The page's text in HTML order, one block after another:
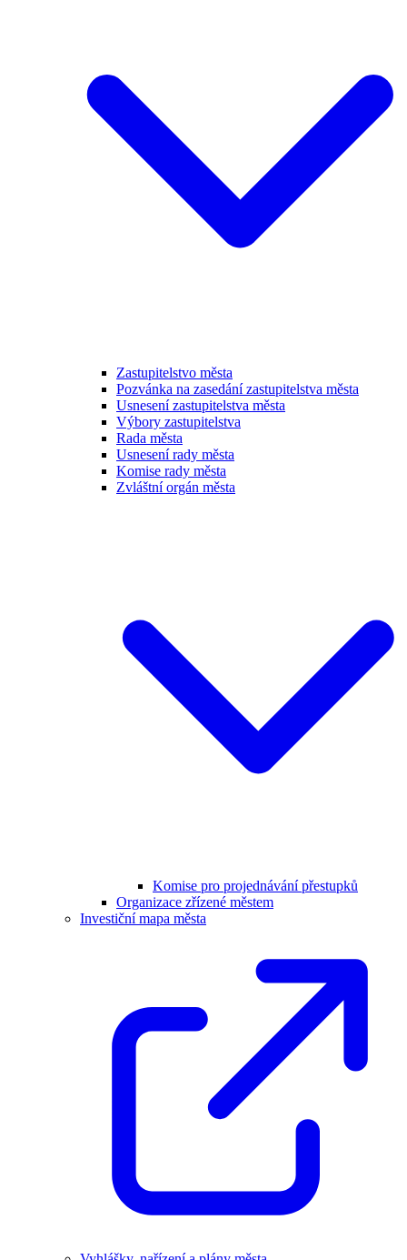
Zastupitelstvo města
Pozvánka na zasedání zastupitelstva města
Usnesení zastupitelstva města
Výbory zastupitelstva
Rada města
Usnesení rady města
Komise rady města
Zvláštní orgán města
Komise pro projednávání přestupků
Organizace zřízené městem
Investiční mapa města